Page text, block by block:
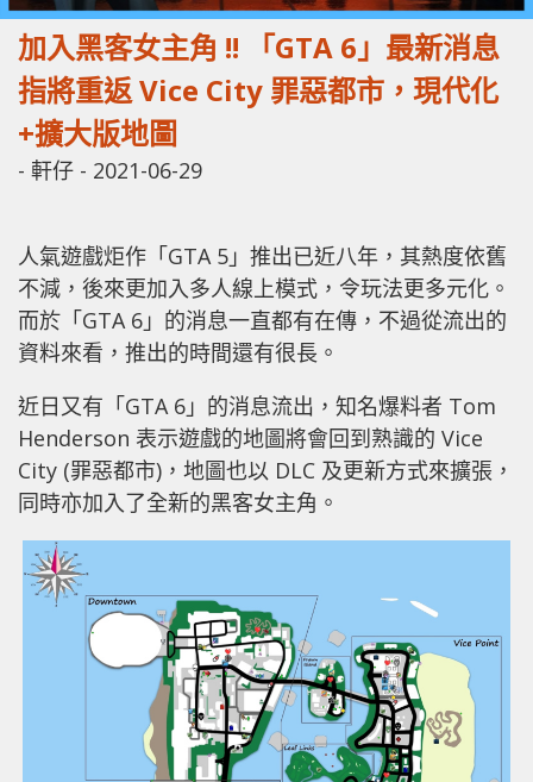
加入黑客女主角 !! 「GTA 6」最新消息
指將重返 Vice City 罪惡都市，現代化
+擴大版地圖
- 軒仔 - 2021-06-29
人氣遊戲炬作「GTA 5」推出已近八年，其熱度依舊
不減，後來更加入多人線上模式，令玩法更多元化。
而於「GTA 6」的消息一直都有在傳，不過從流出的
資料來看，推出的時間還有很長。
近日又有「GTA 6」的消息流出，知名爆料者 Tom
Henderson 表示遊戲的地圖將會回到熟識的 Vice
City (罪惡都市)，地圖也以 DLC 及更新方式來擴張，
同時亦加入了全新的黑客女主角。